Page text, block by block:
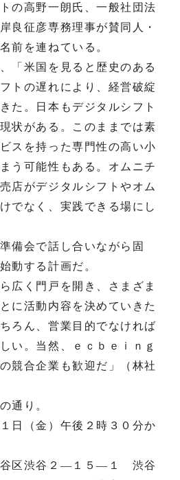
の高野一朗氏、一般社団法
良征彦専務理事が賛同人・
前を連ねている。
「米国を見ると歴史のある
トの遅れにより、経営破綻
た。日本もデジタルシフト
状がある。このままでは素
スを持った専門性の高い小
う可能性もある。オムニチ
店がデジタルシフトやオム
でなく、実践できる場にし
備会で話し合いながら固
動する計画だ。
広く門戸を開き、さまざま
に活動内容を決めていきた
ろん、営業目的でなければ
い。当然、ｅｃｂｅｉｎｇ
競合企業も歓迎だ」（林社
通り。
（金）午後２時３０分か
区渋谷２―１５―１ 渋谷